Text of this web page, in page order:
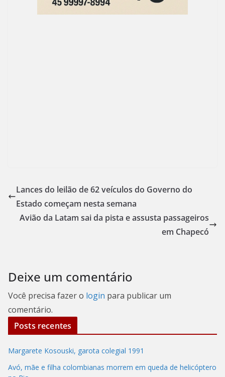
Lances do leilão de 62 veículos do Governo do
Estado começam nesta semana
Avião da Latam sai da pista e assusta passageiros
em Chapecó
Deixe um comentário
Você precisa fazer o login para publicar um
comentário.
Posts recentes
Margarete Kosouski, garota colegial 1991
Avó, mãe e filha colombianas morrem em queda de helicóptero